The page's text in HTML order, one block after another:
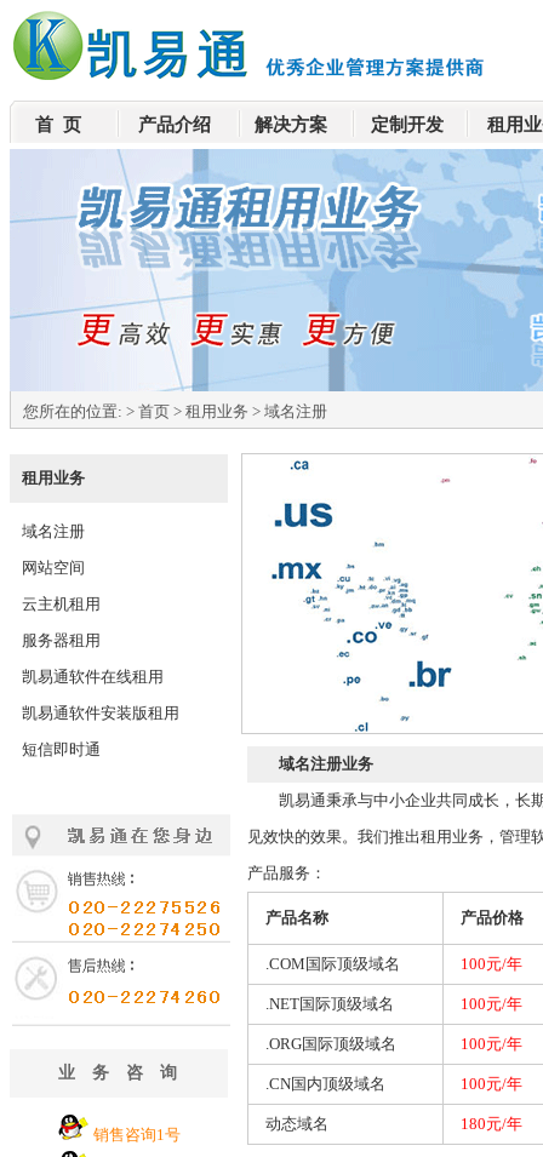
首 页 产品介绍 解决方案 定制开发 租用
您所在的位置: > 首页 > 租用业务 > 域名注册
租用业务
域名注册
网站空间
云主机租用
服务器租用
凯易通软件在线租用
凯易通软件安装版租用
短信即时通
业务咨询
销售咨询1号
域名注册业务
凯易通秉承与中小企业共同成长，长
见效快的效果。我们推出租用业务，管理
产品服务：
产品名称 产品价格
.COM国际顶级域名 100元/年
.NET国际顶级域名 100元/年
.ORG国际顶级域名 100元/年
.CN国内顶级域名 100元/年
动态域名 180元/年